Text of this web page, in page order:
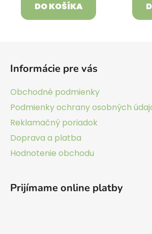
DO KOŠÍKA
Informácie pre vás
Obchodné podmienky
Podmienky ochrany osobných
Reklamačný poriadok
Doprava a platba
Hodnotenie obchodu
Prijímame online platby